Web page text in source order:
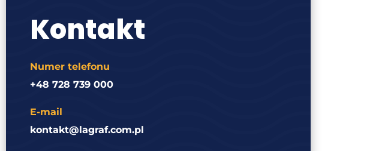
Kontakt
Numer telefonu
+48 728 739 000
E-mail
kontakt@lagraf.com.pl